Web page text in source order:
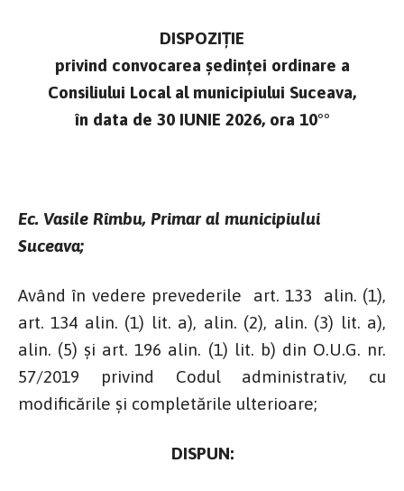
DISPOZIŢIE
privind convocarea şedinţei ordinare a
Consiliului Local al municipiului Suceava,
în data de 30 IUNIE 2026, ora 10°°
Ec. Vasile Rîmbu, Primar al municipiului
Suceava;
Având în vedere prevederile art. 133 alin. (1),
art. 134 alin. (1) lit. a), alin. (2), alin. (3) lit. a),
alin. (5) şi art. 196 alin. (1) lit. b) din O.U.G. nr.
57/2019 privind Codul administrativ, cu
modificările și completările ulterioare;
DISPUN: